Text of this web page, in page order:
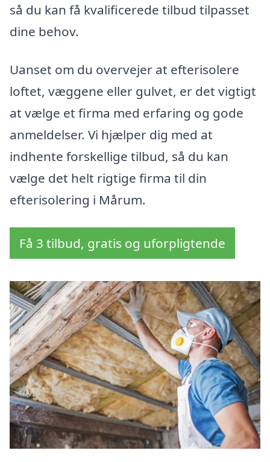
så du kan få kvalificerede tilbud tilpasset
dine behov.
Uanset om du overvejer at efterisolere
loftet, væggene eller gulvet, er det vigtigt
at vælge et firma med erfaring og gode
anmeldelser. Vi hjælper dig med at
indhente forskellige tilbud, så du kan
vælge det helt rigtige firma til din
efterisolering i Mårum.
Få 3 tilbud, gratis og uforpligtende